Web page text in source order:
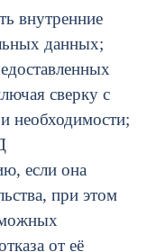
внутренние
данных;
сверку с
необходимости;
если она
при этом
от её